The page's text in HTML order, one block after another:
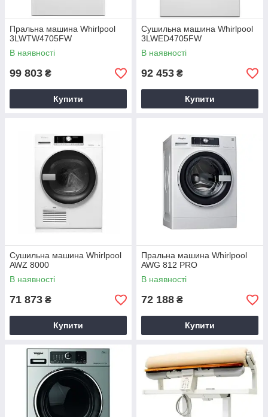
Пральна машина Whirlpool
3LWTW4705FW
В наявності
99 803 ₴
Купити
Сушильна машина Whirlpool
3LWED4705FW
В наявності
92 453 ₴
Купити
Сушильна машина Whirlpool
AWZ 8000
В наявності
71 873 ₴
Купити
Пральна машина Whirlpool
AWG 812 PRO
В наявності
72 188 ₴
Купити